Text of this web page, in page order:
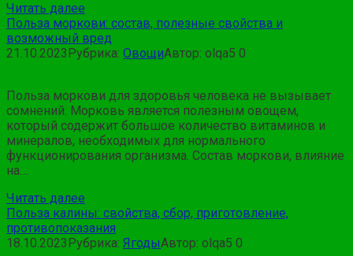
Читать далее
Польза моркови: состав, полезные свойства и
возможный вред
21.10.2023Рубрика: ОвощиАвтор: olqa5 0
Польза моркови для здоровья человека не вызывает
сомнений. Морковь является полезным овощем,
который содержит большое количество витаминов и
минералов, необходимых для нормального
функционирования организма. Состав моркови, влияние
на…
Читать далее
Польза калины: свойства, сбор, приготовление,
противопоказания
18.10.2023Рубрика: ЯгодыАвтор: olqa5 0